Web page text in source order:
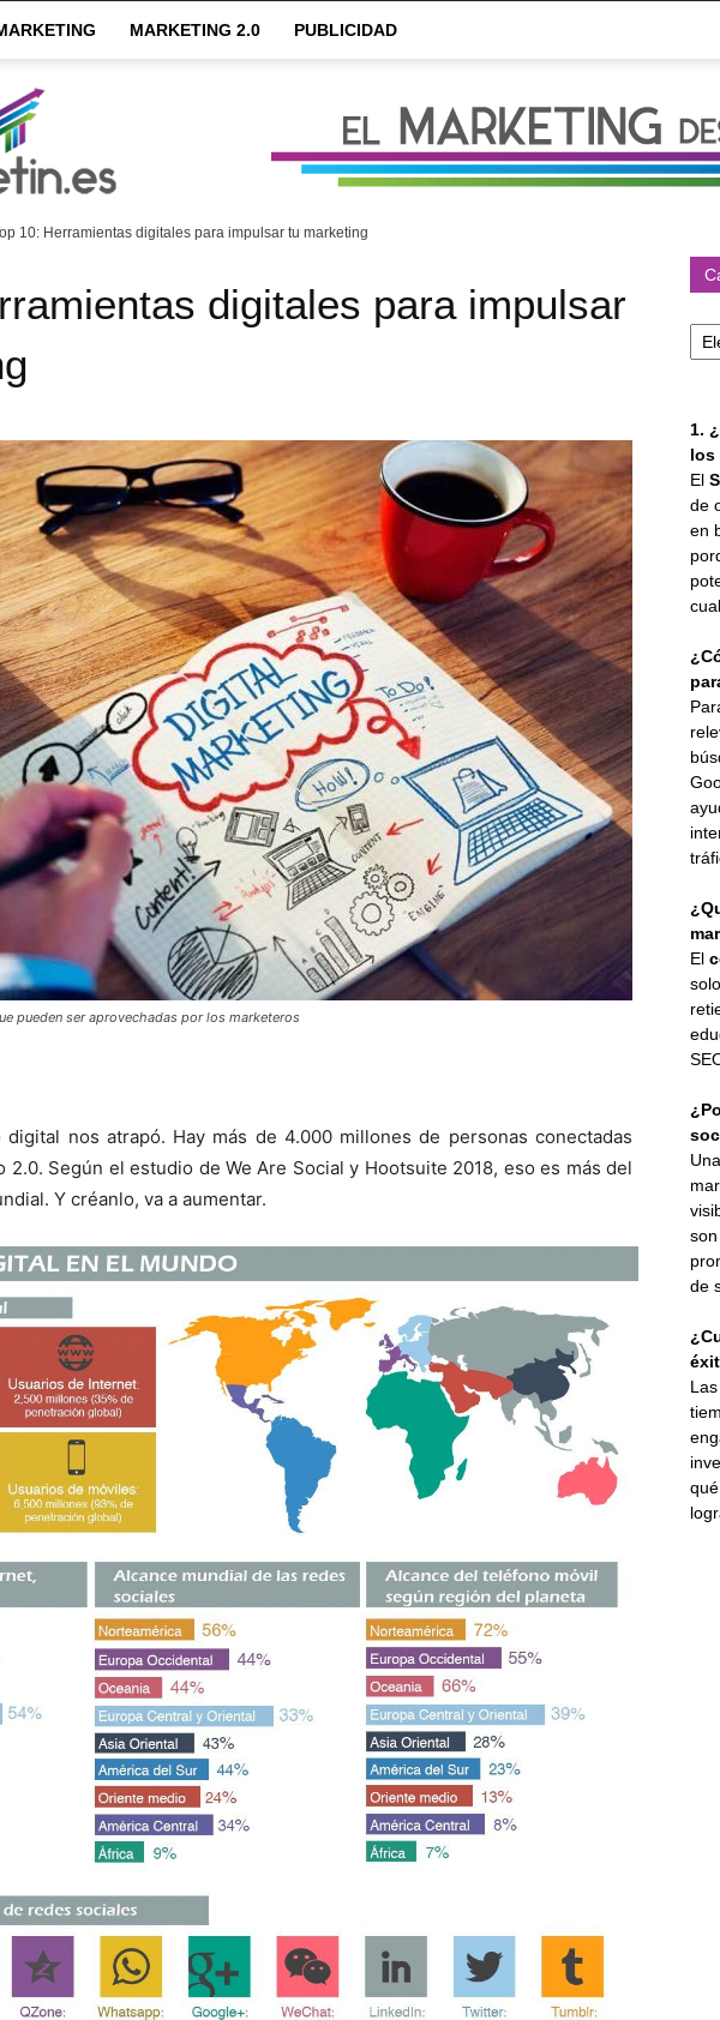
MARKETING 2.0 PUBLICIDAD
10: Herramientas digitales para impulsar tu marketing
digitales para impulsar
pueden ser aprovechadas por los marketeros
nos atrapó. Hay más de 4.000 millones de personas conectadas
2.0. Según el estudio de We Are Social y Hootsuite 2018, eso es más del
Y créanlo, va a aumentar.
1.
los
El
de
en
El
de